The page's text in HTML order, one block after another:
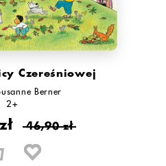
Czereśniowej
Berner
2+
46,90 zł